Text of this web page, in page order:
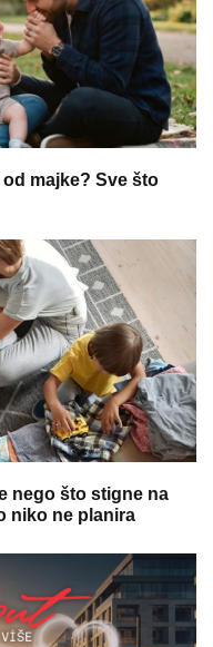
majke? Sve što
nego što stigne na
niko ne planira